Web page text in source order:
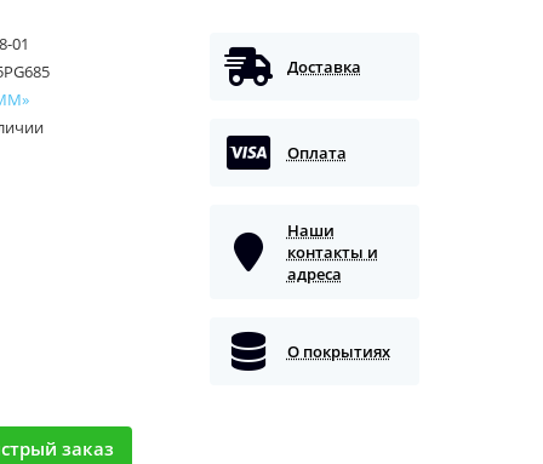
01
заказ
Доставка
Оплата
Наши
контакты и
адреса
О покрытиях